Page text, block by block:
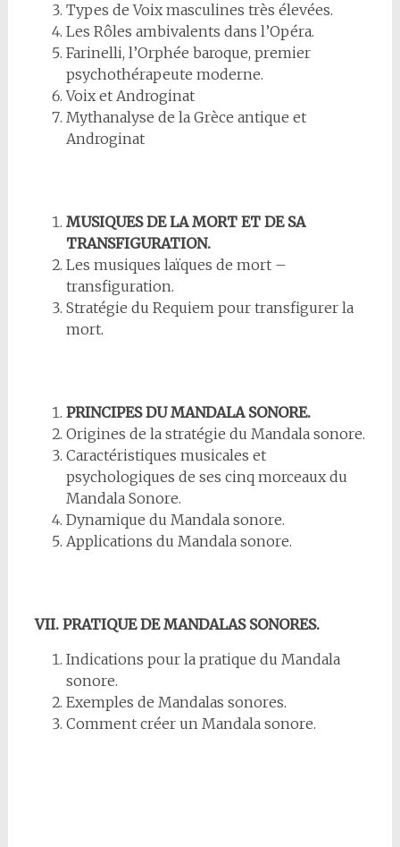
Types de Voix masculines très élevées.
Les Rôles ambivalents dans l’Opéra.
Farinelli, l’Orphée baroque, premier
psychothérapeute moderne.
Voix et Androginat
Mythanalyse de la Grèce antique et
Androginat
MUSIQUES DE LA MORT ET DE SA
TRANSFIGURATION.
Les musiques laïques de mort –
transfiguration.
Stratégie du Requiem pour transfigurer la
mort.
PRINCIPES DU MANDALA SONORE.
Origines de la stratégie du Mandala sonore.
Caractéristiques musicales et
psychologiques de ses cinq morceaux du
Mandala Sonore.
Dynamique du Mandala sonore.
Applications du Mandala sonore.
VII. PRATIQUE DE MANDALAS SONORES.
Indications pour la pratique du Mandala
sonore.
Exemples de Mandalas sonores.
Comment créer un Mandala sonore.